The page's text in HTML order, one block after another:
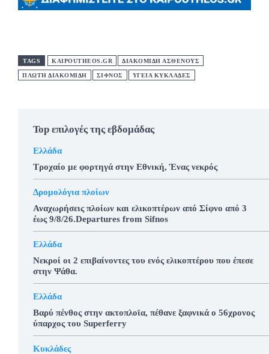
TAGS KAIPOUTHEOS.GR ΔΙΑΚΟΜΙΔΗ ΑΣΘΕΝΟΥΣ
ΠΛΩΤΗ ΔΙΑΚΟΜΙΔΗ ΣΙΦΝΟΣ ΥΓΕΙΑ ΚΥΚΛΑΔΕΣ
Top επιλογές της εβδομάδας
Ελλάδα
Τροχαίο με φορτηγά στην Εθνική, Ένας νεκρός
Δρομολόγια πλοίων
Αναχωρήσεις πλοίων και ελικοπτέρων από Σίφνο από 3
έως 9/8/26.Departures from Sifnos
Ελλάδα
Νεκροί οι 2 επιβαίνοντες του ενός ελικοπτέρου που έπεσε
στην Ψάθα.
Ελλάδα
Βαρύ πένθος στην ακτοπλοϊα, πέθανε ξαφνικά ο 56χρονος
ύπαρχος του Superferry
Κυκλάδες